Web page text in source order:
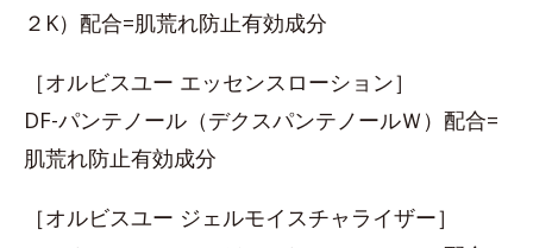
２K）配合=肌荒れ防止有効成分
［オルビスユー エッセンスローション］
DF-パンテノール（デクスパンテノールＷ）配合=
肌荒れ防止有効成分
［オルビスユー ジェルモイスチャライザー］